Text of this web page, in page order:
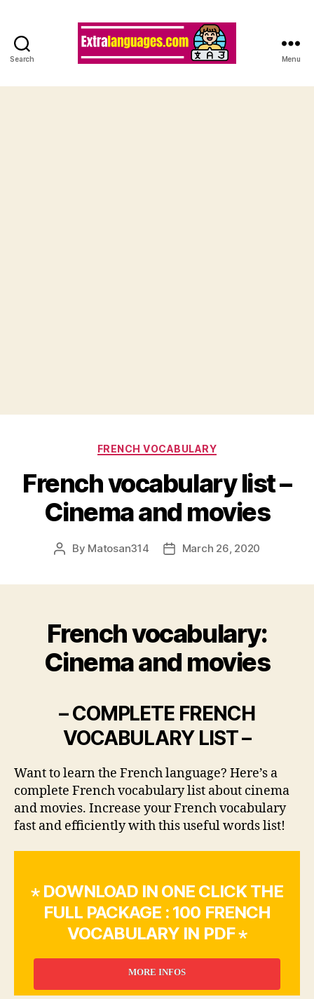
Search Menu
Categories
FRENCH VOCABULARY
French vocabulary list –
Cinema and movies
Post
By Matosan314
PostMarch 26, 2020
French vocabulary:
Cinema and movies
– COMPLETE FRENCH
VOCABULARY LIST –
Want to learn the French language? Here’s a
complete French vocabulary list about cinema
and movies. Increase your French vocabulary
fast and efficiently with this useful words list!
⋆ DOWNLOAD IN ONE CLICK THE
FULL PACKAGE : 100 FRENCH
VOCABULARY IN PDF ⋆
MORE INFOS